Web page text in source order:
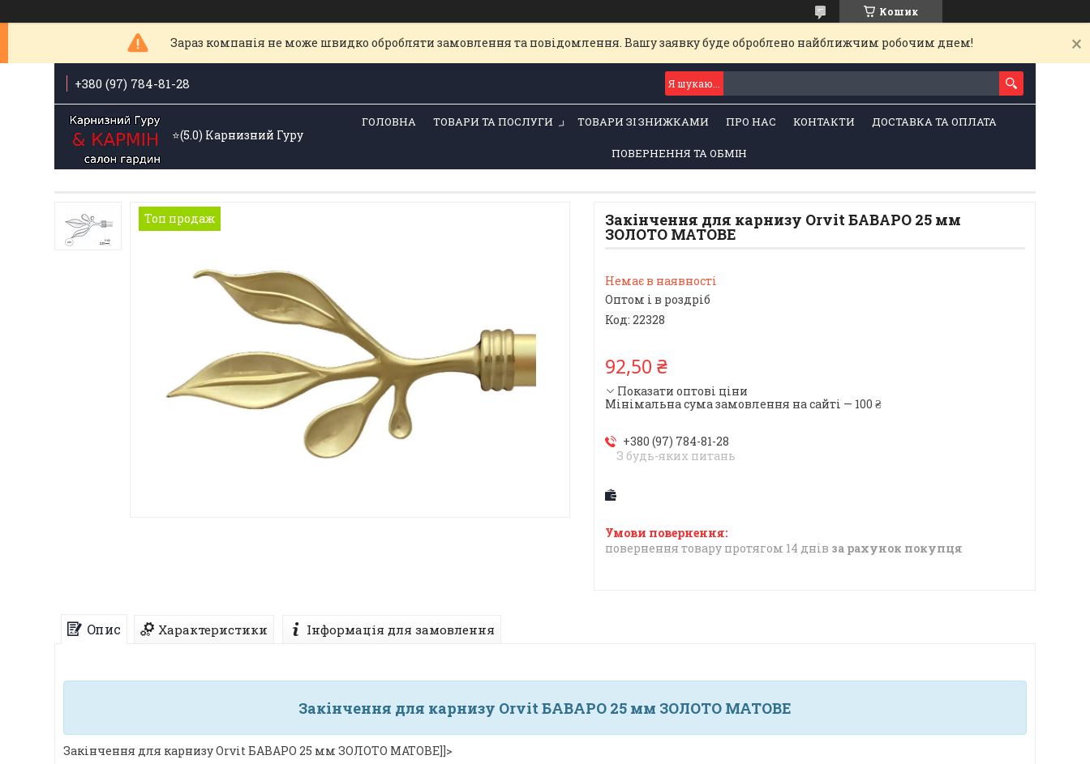
Кошик
Зараз компанія не може швидко обробляти замовлення та повідомлення. Вашу заявку буде оброблено найближчим робочим днем!
+380 (97) 784-81-28
⭐️(5.0) Карнизний Гуру
ГОЛОВНА ТОВАРИ ТА ПОСЛУГИ ТОВАРИ ЗІ ЗНИЖКАМИ ПРО НАС КОНТАКТИ ДОСТАВКА ТА ОПЛАТА
ПОВЕРНЕННЯ ТА ОБМІН
Топ продаж Закінчення для карнизу Orvit БАВАРО 25 мм
ЗОЛОТО МАТОВЕ
Немає в наявності
Оптом і в роздріб
Код: 22328
92,50 ₴
Показати оптові ціни
Мінімальна сума замовлення на сайті — 100 ₴
+380 (97) 784-81-28
З будь-яких питань
повернення товару протягом 14 днів за рахунок покупця
Опис Характеристики Інформація для замовлення
Закінчення для карнизу Orvit БАВАРО 25 мм ЗОЛОТО МАТОВЕ
Закінчення для карнизу Orvit БАВАРО 25 мм ЗОЛОТО МАТОВЕ]]>